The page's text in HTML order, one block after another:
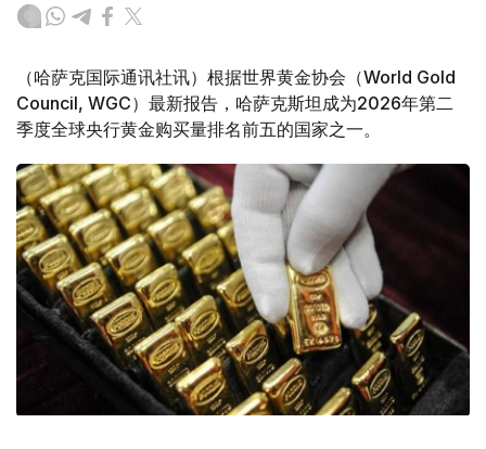
（哈萨克国际通讯社讯）根据世界黄金协会（World Gold
Council, WGC）最新报告，哈萨克斯坦成为2026年第二
季度全球央行黄金购买量排名前五的国家之一。